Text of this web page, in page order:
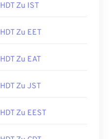
HDT Zu IST
HDT Zu EET
HDT Zu EAT
HDT Zu JST
HDT Zu EEST